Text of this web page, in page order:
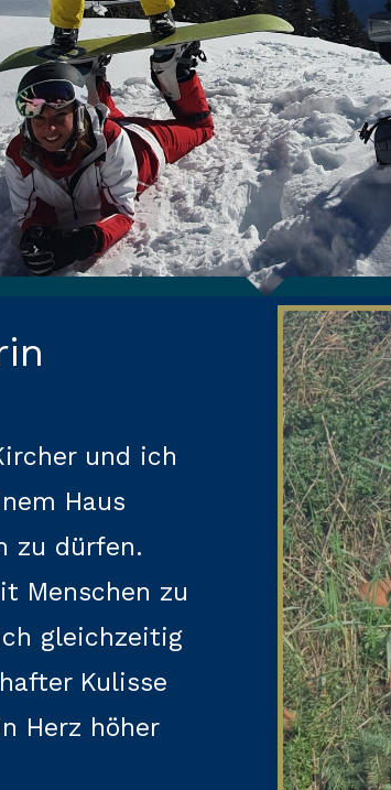
und ich
Haus
zu dürfen.
Menschen zu
gleichzeitig
Kulisse
Herz höher